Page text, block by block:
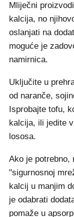
Mliječni
kalcija, no
oslanjati na
moguće je
namirnica.
Uključite u
od naranče,
Isprobajte tofu,
kalcija, ili jedite
lososa.
Ako je potrebno,
"sigurnosnoj
kalcij u manjim
je odabrati
pomaže u